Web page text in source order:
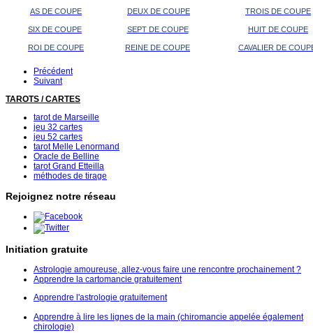
AS DE COUPE DEUX DE COUPE TROIS DE COUPE
SIX DE COUPE SEPT DE COUPE HUIT DE COUPE
ROI DE COUPE REINE DE COUPE CAVALIER DE
Précédent
Suivant
TAROTS / CARTES
tarot de Marseille
jeu 32 cartes
jeu 52 cartes
tarot Melle Lenormand
Oracle de Belline
tarot Grand Etteilla
méthodes de tirage
Rejoignez notre réseau
Initiation gratuite
Astrologie amoureuse, allez-vous faire une rencontre prochainement ?
Apprendre la cartomancie gratuitement
Apprendre l'astrologie gratuitement
Apprendre à lire les lignes de la main (chiromancie appelée également
chirologie)